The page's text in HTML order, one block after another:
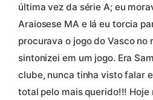
última vez da série A; eu
Araiosese MA e lá eu torcia
procurava o jogo do Vasco no
sintonizei em um jogo. Era
clube, nunca tinha visto falar
total pelo mais querido!!! Hoje